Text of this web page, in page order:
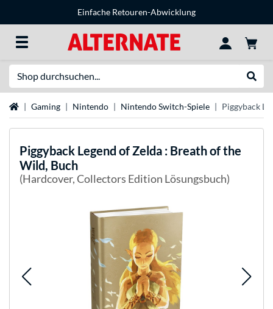
Einfache Retouren-Abwicklung
StartseiteGaming Nintendo Nintendo Switch-Spiele Piggyback
Piggyback Legend of Zelda : Breath of the
Wild, Buch
(Hardcover, Collectors Edition Lösungsbuch)